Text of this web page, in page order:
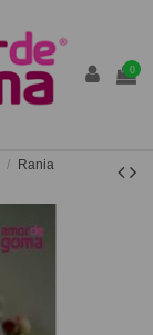
0
Rania